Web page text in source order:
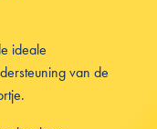
ideale
van de